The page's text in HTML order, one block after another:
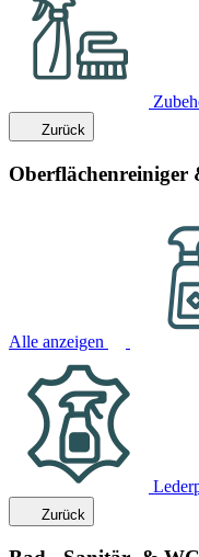
Zurück
Oberflächenreiniger
Alle anzeigen
Zurück